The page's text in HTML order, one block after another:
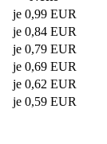
je 0,99 EUR
je 0,84 EUR
je 0,79 EUR
je 0,69 EUR
je 0,62 EUR
je 0,59 EUR